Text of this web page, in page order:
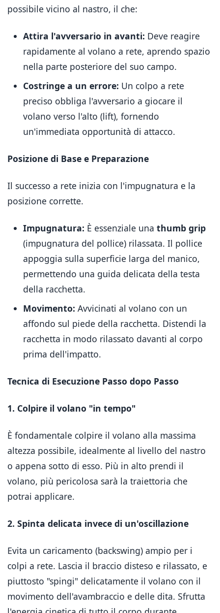
possibile vicino al nastro, il che:
Attira l'avversario in avanti: Deve reagire
rapidamente al volano a rete, aprendo spazio
nella parte posteriore del suo campo.
Costringe a un errore: Un colpo a rete
preciso obbliga l'avversario a giocare il
volano verso l'alto (lift), fornendo
un'immediata opportunità di attacco.
Posizione di Base e Preparazione
Il successo a rete inizia con l'impugnatura e la
posizione corrette.
Impugnatura: È essenziale una thumb grip
(impugnatura del pollice) rilassata. Il pollice
appoggia sulla superficie larga del manico,
permettendo una guida delicata della testa
della racchetta.
Movimento: Avvicinati al volano con un
affondo sul piede della racchetta. Distendi la
racchetta in modo rilassato davanti al corpo
prima dell'impatto.
Tecnica di Esecuzione Passo dopo Passo
1. Colpire il volano "in tempo"
È fondamentale colpire il volano alla massima
altezza possibile, idealmente al livello del nastro
o appena sotto di esso. Più in alto prendi il
volano, più pericolosa sarà la traiettoria che
potrai applicare.
2. Spinta delicata invece di un'oscillazione
Evita un caricamento (backswing) ampio per i
colpi a rete. Lascia il braccio disteso e rilassato, e
piuttosto "spingi" delicatamente il volano con il
movimento dell'avambraccio e delle dita. Sfrutta